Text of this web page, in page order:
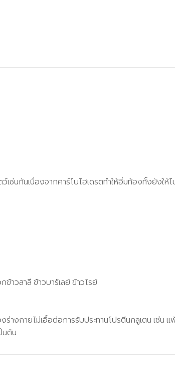
ช่นกันเนื่องจากคาร์โบไฮเดรตทำให้อิ่มท้องทั้งยังให้
าวสาลี ข้าวบาร์เลย์ ข้าวไรย์
างกายไม่เอื้อต่อการรับประทานโปรตีนกลูเตน เช่น
นต้น